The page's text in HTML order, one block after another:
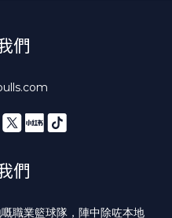
們
們
職業籃球隊，陣中除咗本地